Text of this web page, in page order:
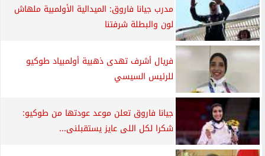
مدرب جيانا فاروق: الميدالية الأولمبية ملهاش
لون والبطلة شرفتنا
فريال أشرف تهدى ذهبية أولمبياد طوكيو
للرئيس السيسي
جيانا فاروق تعلن موعد عودتها من طوكيو:
شكرا لكل اللى عايز يستقبلنى...